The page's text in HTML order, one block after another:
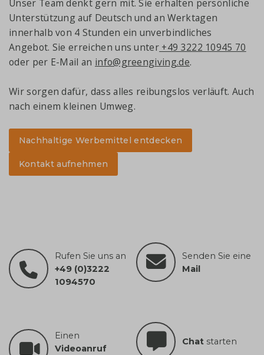
Unser Team denkt gern mit. Sie erhalten persönliche
Unterstützung auf Deutsch und an Werktagen
innerhalb von 4 Stunden ein unverbindliches
Angebot. Sie erreichen uns unter +49 3222 10945 70
oder per E-Mail an info@greengiving.de.
Wir sorgen dafür, dass alles reibungslos verläuft. Auch
nach einem kleinen Umweg.
Nachhaltige Werbemittel entdecken
Kontakt aufnehmen
Rufen Sie uns an
+49 (0)3222
1094570
Senden Sie eine
Mail
Einen
Videoanruf
Chat starten